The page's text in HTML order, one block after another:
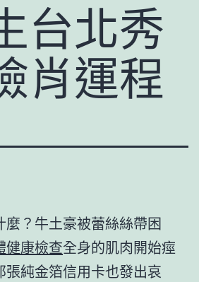
台北秀
肖運程
麼？牛土豪被蕾絲絲帶困
健康檢查全身的肌肉開始痙
張純金箔信用卡也發出哀